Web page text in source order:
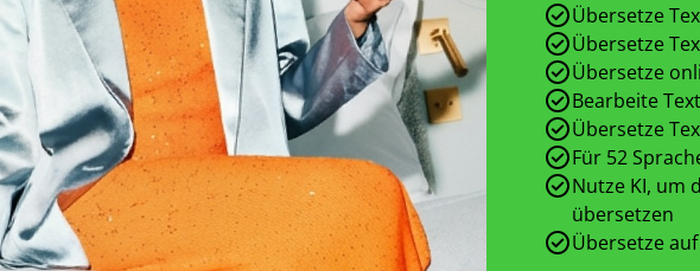
Übersetze
Übersetze
Übersetze
Bearbeite
Übersetze
Für 52
Nutze KI, um
übersetzen
Übersetze